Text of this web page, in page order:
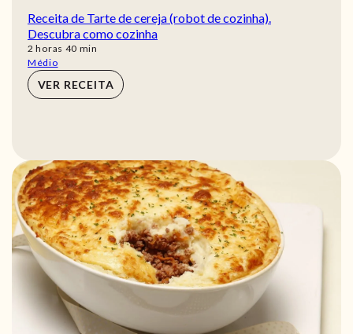
Receita de Tarte de cereja (robot de cozinha).
Descubra como cozinha
2 horas
horas 40 min
min
Médio
VER RECEITA